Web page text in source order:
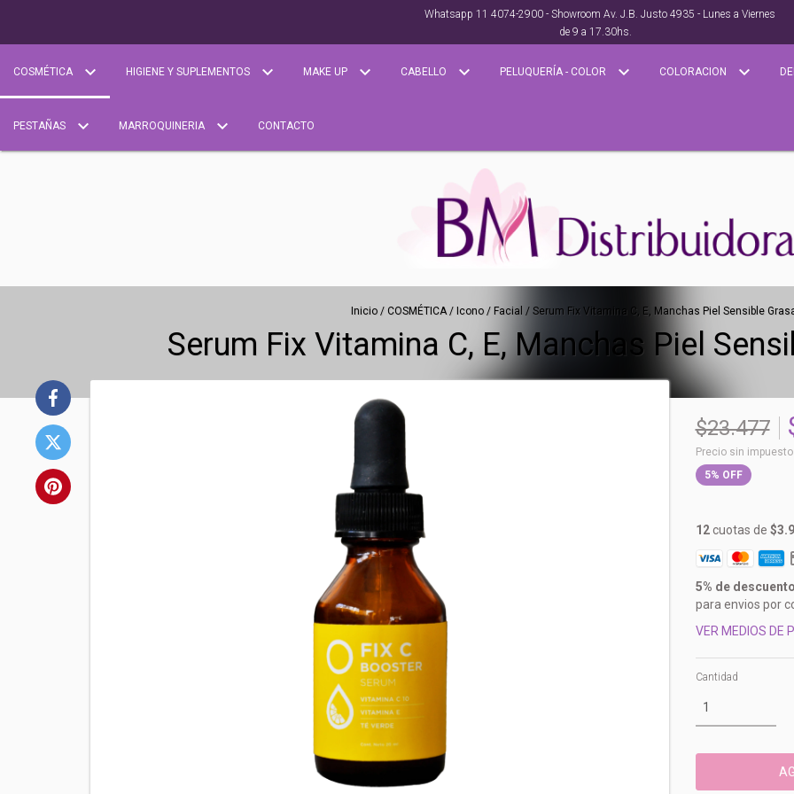
Whatsapp 11 4074-2900 - Showroom Av. J.B. Justo 4935 - Lunes a Viernes
de 9 a 17.30hs.
COSMÉTICA HIGIENE Y SUPLEMENTOS MAKE UP CABELLO PELUQUERÍA - COLOR COLORACION
PESTAÑAS MARROQUINERIA CONTACTO
Inicio / COSMÉTICA / Icono / Facial / Serum Fix Vitamina C, E, Manchas Piel Sensible
Serum Fix Vitamina C, E, Manchas Piel
$23.477
Precio sin
5% OFF
12cuotas de
5% de
para envios por
VER MEDIOS DE
Cantidad